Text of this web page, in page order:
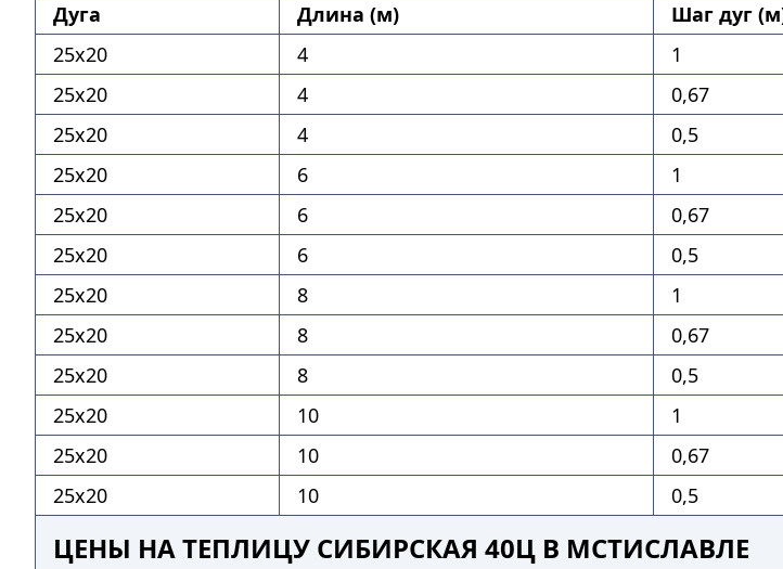
Дуга Длина (м) Шаг дуг
25х20
4 1
25х20
4 0,67
25х20
4 0,5
25х20
6 1
25х20
6 0,67
25х20
6 0,5
25х20
8 1
25х20
8 0,67
25х20
8 0,5
25х20
10 1
25х20
10 0,67
25х20
10 0,5
ЦЕНЫ НА ТЕПЛИЦУ СИБИРСКАЯ 40Ц В МСТИСЛАВЛЕ